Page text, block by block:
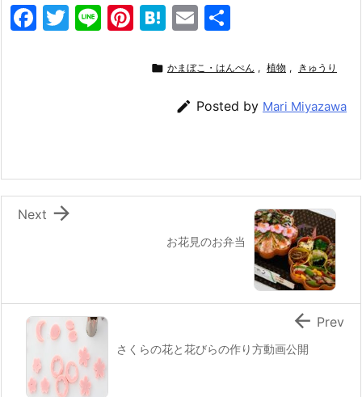
F
o
k
T
Li Pi
er
H
e
a
E
ai
l
 かまぼこ・はんぺん , 植物 , きゅうり
 Posted by Mari Miyazawa
お花見のお弁当

Next
さくらの花と花びらの作り方動画公開
 Prev